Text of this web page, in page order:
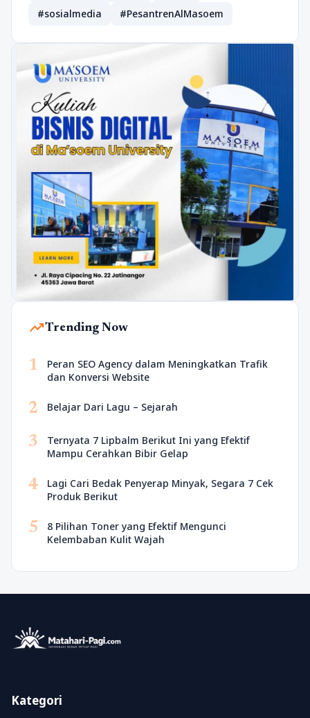
#sosialmedia
#PesantrenAlMasoem
trending_upTrending Now
1
Peran SEO Agency dalam Meningkatkan Trafik
dan Konversi Website
2 Belajar Dari Lagu – Sejarah
3
Ternyata 7 Lipbalm Berikut Ini yang Efektif
Mampu Cerahkan Bibir Gelap
4
Lagi Cari Bedak Penyerap Minyak, Segara 7 Cek
Produk Berikut
5
8 Pilihan Toner yang Efektif Mengunci
Kelembaban Kulit Wajah
Kategori